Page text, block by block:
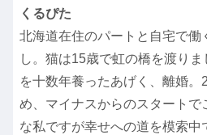
くるぴた
北海道在住のパートと自宅で働
し。猫は15歳で虹の橋を渡り
を十数年養ったあげく、離婚
め、マイナスからのスタートで
な私ですが幸せへの道を模索中